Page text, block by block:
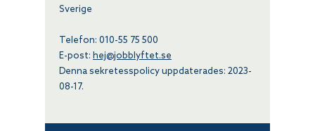
Sverige
Telefon: 010-55 75 500
E-post: hej@jobblyftet.se
Denna sekretesspolicy uppdaterades: 2023-
08-17.